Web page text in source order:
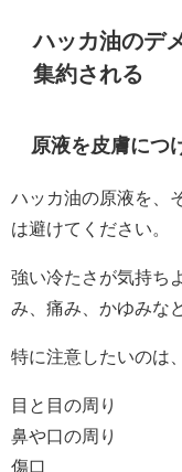
ハッカ油のデ
集約される
原液を皮膚につ
ハッカ油の原液を、
は避けてください。
強い冷たさが気持ち
み、痛み、かゆみな
特に注意したいのは
目と目の周り
鼻や口の周り
傷口